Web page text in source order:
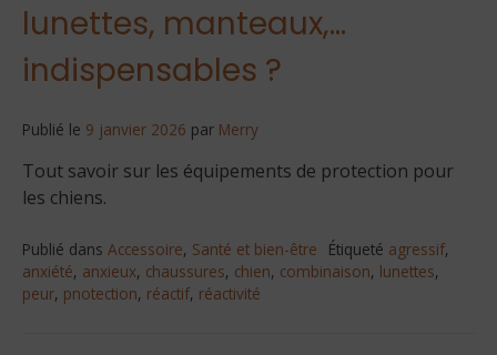
lunettes, manteaux,…
indispensables ?
Publié le 9 janvier 2026 par Merry
Tout savoir sur les équipements de protection pour
les chiens.
Publié dans Accessoire, Santé et bien-être Étiqueté agressif,
anxiété, anxieux, chaussures, chien, combinaison, lunettes,
peur, pnotection, réactif, réactivité